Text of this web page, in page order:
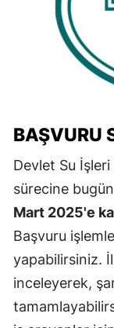
BAŞVURU
Devlet Su İşleri
sürecine
Mart 2025'e
Başvuru
yapabilirsiniz.
inceleyerek,